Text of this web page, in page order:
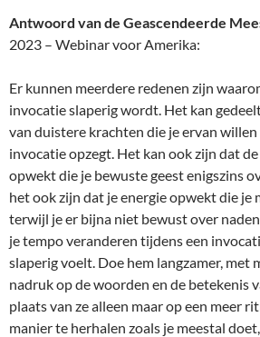
Antwoord van de Geascendeerde
2023 – Webinar voor Amerika:
Er kunnen meerdere redenen zijn
invocatie slaperig wordt. Het kan
van duistere krachten die je ervan
invocatie opzegt. Het kan ook zijn dat
opwekt die je bewuste geest enigszins
het ook zijn dat je energie opwekt die je
terwijl je er bijna niet bewust over
je tempo veranderen tijdens een
slaperig voelt. Doe hem langzamer, met
nadruk op de woorden en de betekenis
plaats van ze alleen maar op een meer
manier te herhalen zoals je meestal